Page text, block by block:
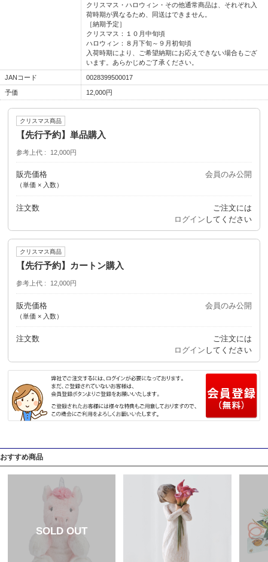
クリスマス・ハロウィン・その他通常商品は、それぞれ入
荷時期が異なるため、同送はできません。
［納期予定］
クリスマス：１０月中旬頃
ハロウィン：８月下旬～９月初旬頃
入荷時期により、ご希望納期にお応えできない場合もござ
います。あらかじめご了承ください。
JANコード 0028399500017
予価 12,000円
クリスマス商品
【先行予約】単品購入
参考上代 12,000円
販売価格
（単価 × 入数）
会員のみ公開
注文数
ご注文には
ログイン してください
クリスマス商品
【先行予約】カートン購入
参考上代 12,000円
販売価格
（単価 × 入数）
会員のみ公開
注文数
ご注文には
ログイン してください
おすすめ商品